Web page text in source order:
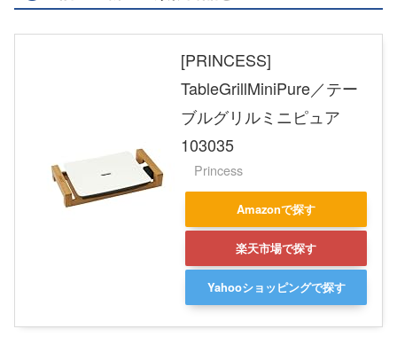
[PRINCESS]
TableGrillMiniPure／テー
ブルグリルミニピュア
103035
Princess
Amazonで探す
楽天市場で探す
Yahooショッピングで探す